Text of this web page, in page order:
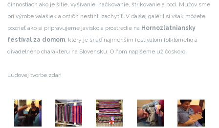
činnostiach ako je šitie, vyšívanie, hačkovanie, štrikovanie a pod. Mužov sme
pri výrobe valašiek a ostrôh nestihli zachytiť. V ďalšej galérii si však môžete
pozrieť ako si pripravujeme javisko a prostredie na Hornozlatniansky
festival za domom , ktorý je snáď najmenším festivalom folklórneho a
divadelného charakteru na Slovensku. O ňom napíšeme už čoskoro.
Ľudovej tvorbe zdar!